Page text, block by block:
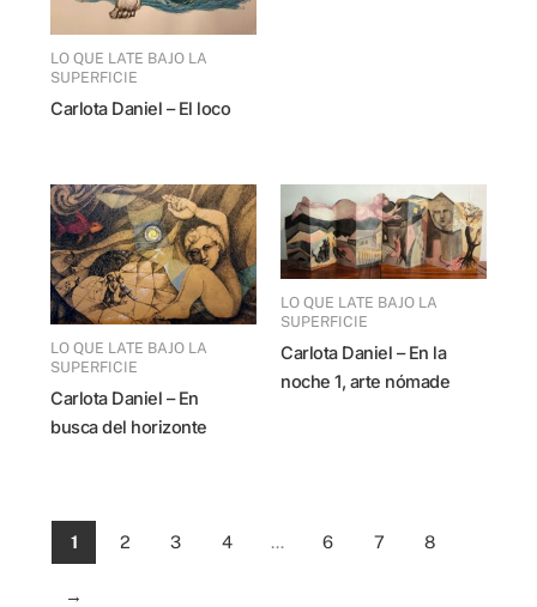
LO QUE LATE BAJO LA
SUPERFICIE
Carlota Daniel – El loco
LO QUE LATE BAJO LA
SUPERFICIE
Carlota Daniel – En
busca del horizonte
LO QUE LATE BAJO LA
SUPERFICIE
Carlota Daniel – En la
noche 1, arte nómade
1 2 3 4 … 6 7 8
→